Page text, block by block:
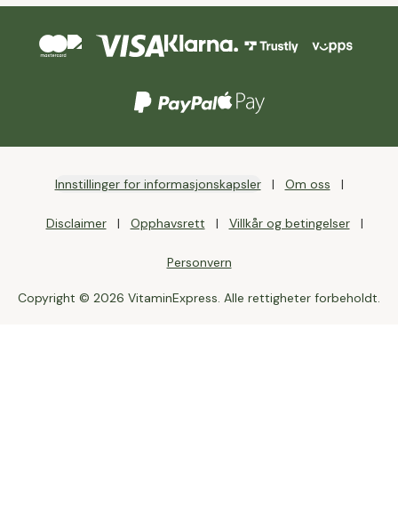
Innstillinger for informasjonskapsler Om oss
Disclaimer Opphavsrett Villkår og betingelser
Personvern
Copyright © 2026 VitaminExpress. Alle rettigheter forbeholdt.